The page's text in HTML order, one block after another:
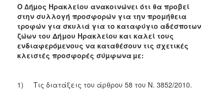
ΤΟΠΟΣ
ΠΟΛΙΤΙΣΜΟΣ
Ο ∆ήµος Ηρακλείου ανακοινώνει ότι θα προβεί
στην συλλογή προσφορών για την προμήθεια
τροφών για σκυλιά για το καταφύγιο αδέσποτων
ζώων του Δήμου Ηρακλείου και καλεί τους
ενδιαφερόµενους να καταθέσουν τις σχετικές
κλειστές προσφορές σύµφωνα µε:
1) Τις διατάξεις του άρθρου 58 του Ν. 3852/2010.